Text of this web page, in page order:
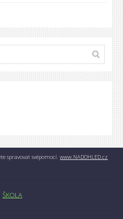
spravovat svépomocí.www.NADOHLED.cz
ŠKOLA